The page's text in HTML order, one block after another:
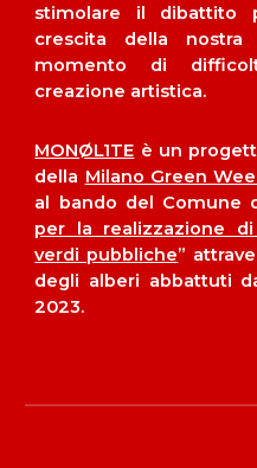
stimolare il dibattito
crescita della
momento di
creazione artistica.
MONØL1TE è un
della Milano Green
al bando del Comune
per la realizzazione
verdi pubbliche”
degli alberi abbattuti
2023.